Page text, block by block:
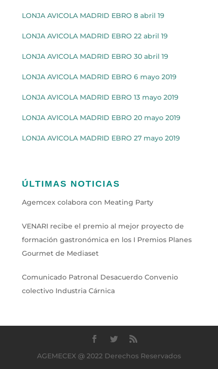
LONJA AVICOLA MADRID EBRO 8 abril 19
LONJA AVICOLA MADRID EBRO 22 abril 19
LONJA AVICOLA MADRID EBRO 30 abril 19
LONJA AVICOLA MADRID EBRO 6 mayo 2019
LONJA AVICOLA MADRID EBRO 13 mayo 2019
LONJA AVICOLA MADRID EBRO 20 mayo 2019
LONJA AVICOLA MADRID EBRO 27 mayo 2019
ÚLTIMAS NOTICIAS
Agemcex colabora con Meating Party
VENARI recibe el premio al mejor proyecto de
formación gastronómica en los I Premios Planes
Gourmet de Mediaset
Comunicado Patronal Desacuerdo Convenio
colectivo Industria Cárnica
AGEMECEX @ 2022 Derechos Reservados